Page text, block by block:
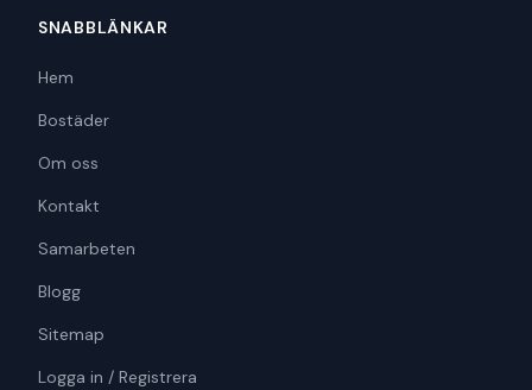
SNABBLÄNKAR
Hem
Bostäder
Om oss
Kontakt
Samarbeten
Blogg
Sitemap
Logga in / Registrera